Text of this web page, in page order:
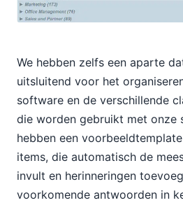
We hebben zelfs een aparte
uitsluitend voor het
software en de verschillende
die worden gebruikt met onze
hebben een
items, die automatisch de
invult en herinneringen
voorkomende antwoorden in